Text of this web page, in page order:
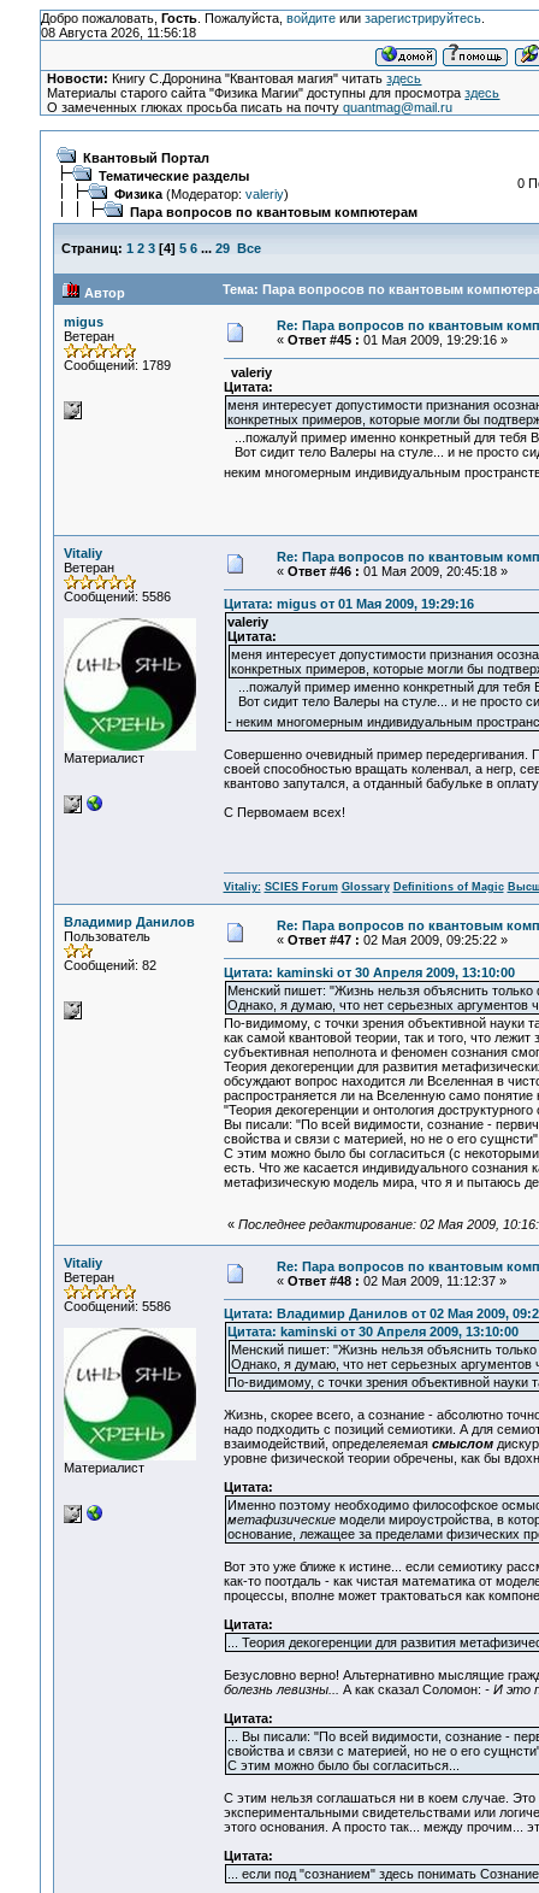
Добро пожаловать, Гость. Пожалуйста, войдитеили зарегистрируйтесь.
08 Августа 2026, 11:56:18
Новости: Книгу С.Доронина "Квантовая магия" читатьздесь
Материалы старого сайта "Физика Магии" доступны для просмотраздесь
О замеченных глюках просьба писать на почтуquantmag@mail.ru
Квантовый Портал
Тематические разделы
Физика(Модератор: valeriy)
Пара вопросов по квантовым компютерам
0
Страниц: 1 2 3[4] 5 6 ... 29 Все
Автор Тема: Пара вопросов по квантовым
migus
Ветеран
Сообщений: 1789
Re: Пара вопросов по квантовым
« Ответ #45 : 01 Мая 2009, 19:29:16 »
valeriy
Цитата:
меня интересует допустимости признания
конкретных примеров, которые могли бы
...пожалуй пример именно конкретный для тебя
Вот сидит тело Валеры на стуле... и не просто
неким многомерным индивидуальным
Vitaliy
Ветеран
Сообщений: 5586
Материалист
Re: Пара вопросов по квантовым
« Ответ #46 : 01 Мая 2009, 20:45:18 »
Цитата: migus от 01 Мая 2009, 19:29:16
valeriy
Цитата:
меня интересует допустимости признания
конкретных примеров, которые могли бы
...пожалуй пример именно конкретный для тебя
Вот сидит тело Валеры на стуле... и не просто
- неким многомерным индивидуальным
Совершенно очевидный пример передергивания.
своей способностью вращать коленвал, а негр,
квантово запутался, а отданный бабульке в
С Первомаем всех!
Vitaliy: SCIES Forum Glossary Definitions of Magic
Владимир Данилов
Пользователь
Сообщений: 82
Re: Пара вопросов по квантовым
« Ответ #47 : 02 Мая 2009, 09:25:22 »
Цитата: kaminski от 30 Апреля 2009, 13:10:00
Менский пишет: "Жизнь нельзя объяснить
Однако, я думаю, что нет серьезных аргументов
По-видимому, с точки зрения объективной
как самой квантовой теории, так и того, что
субъективная неполнота и феномен сознания
Теория декогеренции для развития
обсуждают вопрос находится ли Вселенная в
распространяется ли на Вселенную само
"Теория декогеренции и онтология
Вы писали: "По всей видимости, сознание -
свойства и связи с материей, но не о его
С этим можно было бы согласиться (с
есть. Что же касается индивидуального
метафизическую модель мира, что я и пытаюсь
« Последнее редактирование: 02 Мая 2009,
Vitaliy
Ветеран
Сообщений: 5586
Материалист
Re: Пара вопросов по квантовым
« Ответ #48 : 02 Мая 2009, 11:12:37 »
Цитата: Владимир Данилов от 02 Мая 2009,
Цитата: kaminski от 30 Апреля 2009, 13:10:00
Менский пишет: "Жизнь нельзя объяснить
Однако, я думаю, что нет серьезных аргументов
По-видимому, с точки зрения объективной науки
Жизнь, скорее всего, а сознание - абсолютно
надо подходить с позиций семиотики. А для
взаимодействий, определеяемая смыслом
уровне физической теории обречены, как бы
Цитата:
Именно поэтому необходимо философское
метафизические модели мироустройства, в
основание, лежащее за пределами физических
Вот это уже ближе к истине... если семиотику
как-то поотдаль - как чистая математика от
процессы, вполне может трактоваться как
Цитата:
... Теория декогеренции для развития
Безусловно верно! Альтернативно мыслящие
болезнь левизны...
А как сказал Соломон: - И это
Цитата:
... Вы писали: "По всей видимости, сознание -
свойства и связи с материей, но не о его
С этим можно было бы согласиться...
С этим нельзя соглашаться ни в коем случае. Это
экспериментальными свидетельствами или
этого основания. А просто так... между прочим...
Цитата:
... если под "сознанием" здесь понимать